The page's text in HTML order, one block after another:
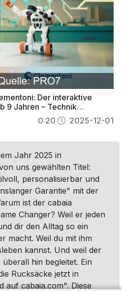
Der interaktive
9 Jahren – Technik
0:20 2025-12-01
Jahr 2025 in
uns gewählten Titel:
personalisierbar und
Garantie" mit der
ist der cabaia
Changer? Weil er jeden
dir den Alltag so ein
macht. Weil du mit ihm
kannst. Und weil der
hin begleitet. Ein
Rucksäcke jetzt in
auf cabaia.com". Diese